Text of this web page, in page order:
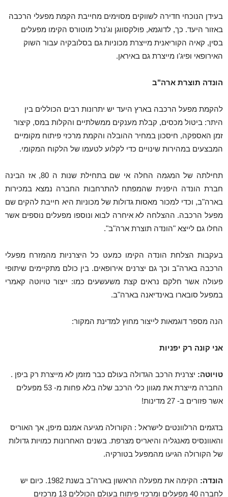
בעידן הנוכחי חדירה לשווקים מסוימים מחייבת הקמת מפעלי הרכבה
באזור היעד. כך, לדוגמא, פולקסווגן וג'נרל מוטורס הקימו מפעלים
בסין, קאיה הקוריאנית מייצרת מכוניות גם בסלובקיה עבור השוק
האירופאי ופיג'ו מייצרת גם באיראן.
הונדה תוצרת ארה"ב
להקמת מפעל הרכבה בארץ היעד יש יתרונות רבים הכוללים בין
היתר: ביטול מכסים, קבלת מענקים ממשלתיים והקלות במס, קיצור
זמן האספקה, חיסכון במחיר ההובלה והקמת מרכזי פיתוח מקומיים
המבצעים במהירות שינויים כדי לקלוע לטעמו של הלקוח המקומי.
תחילתה של המגמה החלה אי שם בתחילת שנות ה 80, אז הבינה
חברת הונדה היפנית שהמפתח להתרחבות החברה נמצא במכירות
בארה"ב, וכדי למכור מאסות גדולות של מכוניות היא חייבת להקים שם
מפעל הרכבה. ההצלחה לא איחרה לבוא ונוספו מפעלים נוספים אשר
החלו גם לייצא "הונדה תוצרת ארה"ב".
בעקבות הצלחת הונדה הקימו כמעט כל היצרניות מהמזרח מפעלי
הרכבה בארה"ב וכך גם יצרנים אירופאים. בין כולם מתקיימים שיתופי
פעולה אשר חלקם נראים קצת משעשעים כמו: ייצור טויוטה קאמרי
במפעל סובארו באינדיאנה בארה"ב.
הנה מספר דוגמאות לייצור מחוץ למדינת המקור:
אני קונה רק יפניות
טויוטה: יצרנית הרכב הגדולה בעולם כבר מזמן לא מייצרת רק ביפן .
החברה מייצרת את מגוון כלי הרכב שלה בלא פחות מ- 53 מפעלים
אשר פזורים ב- 27 מדינות!
בדגמים הרלוונטים לישראל : הקורולה מגיעה אמנם מיפן, אך האוריס
והאוונסיס מאנגליה והיאריס מצרפת. בשנים האחרונות כמויות גדולות
של הקורולה הגיעו מהמפעל בטורקיה.
הונדה:
הקימה את מפעלה הראשון בארה"ב בשנת 1982. כיום יש
לחברה 40 מפעלים ומרכזי פיתוח בעולם הכוללים 13 מרכזים